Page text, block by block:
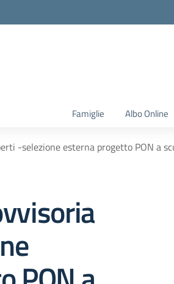
Famiglie Albo Online
-selezione esterna progetto PON a